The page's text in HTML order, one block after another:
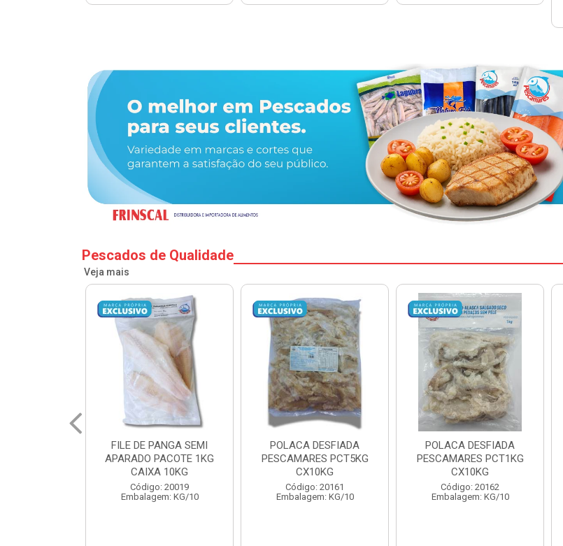
VER PREÇO
Pescados de Qualidade
Veja mais
POLACA DESFIADA
PESCAMARES PCT5KG
CX10KG
Código: 20161
Embalagem: KG/10
POLACA DESFIADA
PESCAMARES PCT1KG
CX10KG
Código: 20162
Embalagem: KG/10
POSTA CORVINA PACOTE
1KG PESCAMARES CX
15KG
Código: 22469
Embalagem: KG/15